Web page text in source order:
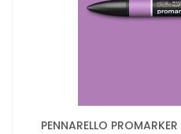
PENNARELLO